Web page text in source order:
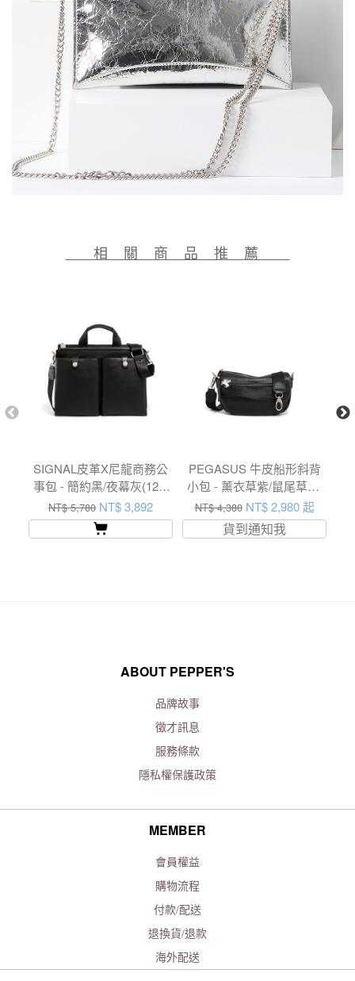
相 關 商 品 推 薦
SIGNAL皮革X尼龍商務公
事包 - 簡約黑/夜幕灰(125-
005)
NT$ 5,780 NT$ 3,892
PEGASUS 牛皮船形斜背
小包 - 薰衣草紫/鼠尾草綠/
簡約黑(224-075)
NT$ 4,380NT$ 2,980 起
貨到通知我
ABOUT PEPPER'S
品牌故事
徵才訊息
服務條款
隱私權保護政策
MEMBER
會員權益
購物流程
付款/配送
退換貨/退款
海外配送